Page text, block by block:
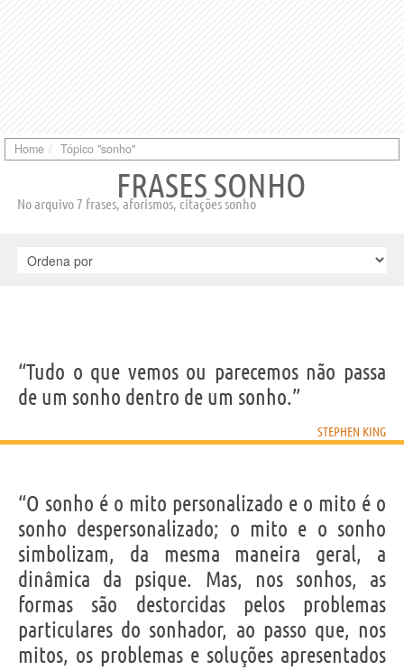
Home Tópico "sonho"
FRASES SONHO
No arquivo 7 frases, aforismos, citações sonho
“Tudo o que vemos ou parecemos não passa
de um sonho dentro de um sonho.”
STEPHEN KING
“O sonho é o mito personalizado e o mito é o
sonho despersonalizado; o mito e o sonho
simbolizam, da mesma maneira geral, a
dinâmica da psique. Mas, nos sonhos, as
formas são destorcidas pelos problemas
particulares do sonhador, ao passo que, nos
mitos, os problemas e soluções apresentados